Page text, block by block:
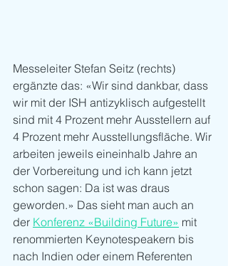
Messeleiter Stefan Seitz (rechts)
ergänzte das: «Wir sind dankbar, dass
wir mit der ISH antizyklisch aufgestellt
sind mit 4 Prozent mehr Ausstellern auf
4 Prozent mehr Ausstellungsfläche. Wir
arbeiten jeweils eineinhalb Jahre an
der Vorbereitung und ich kann jetzt
schon sagen: Da ist was draus
geworden.» Das sieht man auch an
der Konferenz «Building Future» mit
renommierten Keynotespeakern bis
nach Indien oder einem Referenten